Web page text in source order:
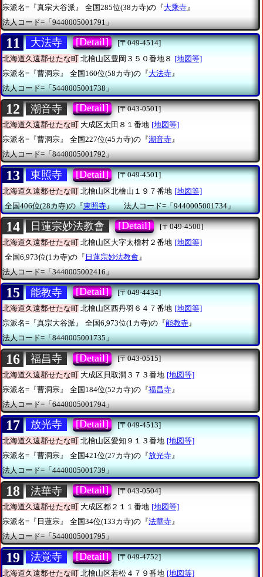
宗派名=『真宗大谷派』
全国285位(38カ寺)の『大乘寺 』
法人コード=「9440005001791」
11 大法寺 [Detail]
[〒049-4514]
北海道久遠郡せたな町 北檜山区豊岡３５０番地８ [地図等]
宗派名=『曹洞宗』
全国160位(58カ寺)の『大法寺 』
法人コード=「5440005001738」
12 潮音寺 [Detail]
[〒043-0501]
北海道久遠郡せたな町 大成区太田８１番地 [地図等]
宗派名=『曹洞宗』
全国227位(45カ寺)の『潮音寺』
法人コード=「8440005001792」
13 東照寺 [Detail]
[〒049-4501]
北海道久遠郡せたな町 北檜山区北檜山１９７番地 [地図等]
全国406位(28カ寺)の『東照寺』 法人コード=「9440005001734」
14 日蓮宗妙法教會 [Detail]
[〒049-4500]
北海道久遠郡せたな町 北檜山区大字太櫓村２番地 [地図等]
全国6,973位(1カ寺)の『 日蓮宗妙法教會 』
法人コード=「3440005002416」
15 能教寺 [Detail]
[〒049-4434]
北海道久遠郡せたな町 北檜山区西丹羽６４７番地 [地図等]
宗派名=『真宗大谷派』
全国6,973位(1カ寺)の『能教寺』
法人コード=「8440005001735」
16 福昌寺 [Detail]
[〒043-0515]
北海道久遠郡せたな町 大成区貝取澗３７３番地 [地図等]
宗派名=『曹洞宗』
全国184位(52カ寺)の『福昌寺 』
法人コード=「6440005001794」
17 放光寺 [Detail]
[〒049-4513]
北海道久遠郡せたな町 北檜山区愛知９１３番地 [地図等]
宗派名=『曹洞宗』
全国421位(27カ寺)の『放光寺 』
法人コード=「4440005001739」
18 法華寺 [Detail]
[〒043-0504]
北海道久遠郡せたな町 大成区都２１１番地 [地図等]
宗派名=『日蓮宗』
全国34位(133カ寺)の『法華寺』
法人コード=「5440005001795」
19 法覚寺 [Detail]
[〒049-4752]
北海道久遠郡せたな町 北檜山区若松４７９番地 [地図等]